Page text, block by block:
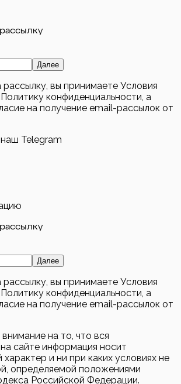
Далее
рассылку, вы принимаете Условия
конфиденциальности, а
на получение email-рассылок от
Telegram
Далее
рассылку, вы принимаете Условия
конфиденциальности, а
на получение email-рассылок от
на то, что вся
сайте информация носит
и ни при каких условиях не
определяемой положениями
Российской Федерации.